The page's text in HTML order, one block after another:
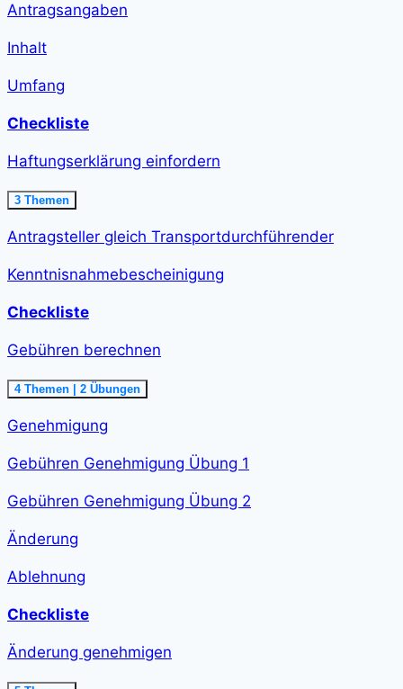
Antragsangaben
Inhalt
Umfang
Checkliste
Haftungserklärung einfordern
Ausklappen
Haftungserklärung
einfordern<span
step-
min
</span>
3 Themen
Antragsteller gleich Transportdurchführender
Kenntnisnahmebescheinigung
Checkliste
Gebühren berechnen
Ausklappen
Gebühren
berechnen<span
step-
min
</span>
4 Themen 2 Übungen
Genehmigung
Gebühren Genehmigung Übung 1
Gebühren Genehmigung Übung 2
Änderung
Ablehnung
Checkliste
Änderung genehmigen